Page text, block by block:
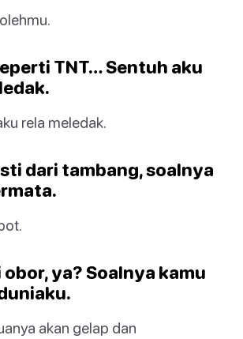
TNT… Sentuh aku
rela meledak.
dari tambang, soalnya
obor, ya? Soalnya kamu
akan gelap dan